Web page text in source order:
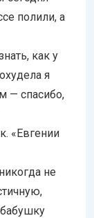
полили, а
как у
я
— спасибо,
«Евгении
не